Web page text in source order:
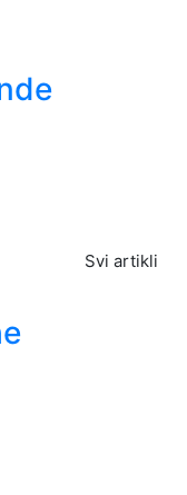
Svi artikli